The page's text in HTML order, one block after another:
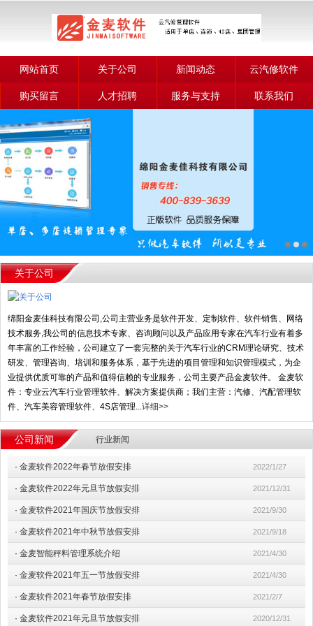
网站首页 关于公司 新闻动态 云汽修软件
购买留言 人才招聘 服务与支持 联系我们
关于公司
绵阳金麦佳科技有限公司,公司主营业务是软件开发、定制软件、软件销售、网络
技术服务,我公司的信息技术专家、咨询顾问以及产品应用专家在汽车行业有着多
年丰富的工作经验，公司建立了一套完整的关于汽车行业的CRM理论研究、技术
研发、管理咨询、培训和服务体系，基于先进的项目管理和知识管理模式，为企
业提供优质可靠的产品和值得信赖的专业服务，公司主要产品金麦软件。 金麦软
件：专业云汽车行业管理软件、解决方案提供商；我们主营：汽修、汽配管理软
件、汽车美容管理软件、4S店管理...详细>>
公司新闻 行业新闻
· 金麦软件2022年春节放假安排 2022/1/27
· 金麦软件2022年元旦节放假安排 2021/12/31
· 金麦软件2021年国庆节放假安排 2021/9/30
· 金麦软件2021年中秋节放假安排 2021/9/18
· 金麦智能秤料管理系统介绍 2021/4/30
· 金麦软件2021年五一节放假安排 2021/4/30
· 金麦软件2021年春节放假安排 2021/2/7
· 金麦软件2021年元旦节放假安排 2020/12/31